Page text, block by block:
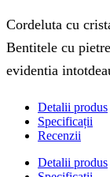
Cordeluta cu
Bentitele cu
evidentia
Detalii produs
Specificații
Recenzii
Detalii produs